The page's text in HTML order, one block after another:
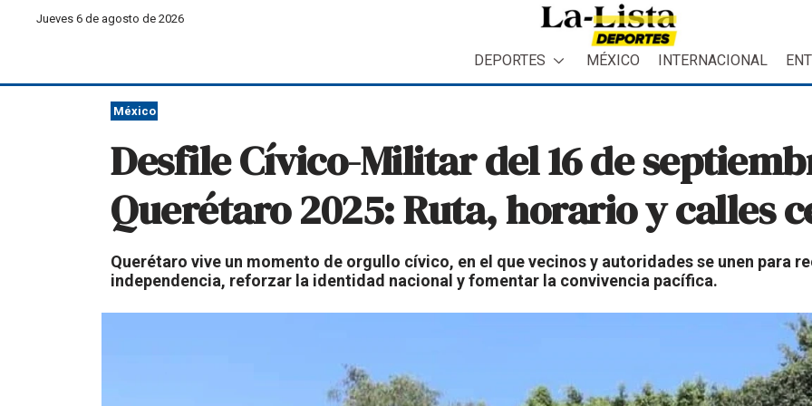
Jueves 6 de agosto de 2026
DEPORTES MÉXICO INTERNACIONAL
México
Desfile Cívico-Militar del 16 de
Querétaro 2025: Ruta, horario y calles
Querétaro vive un momento de orgullo cívico, en el que vecinos y autoridades se unen para
independencia, reforzar la identidad nacional y fomentar la convivencia pacífica.